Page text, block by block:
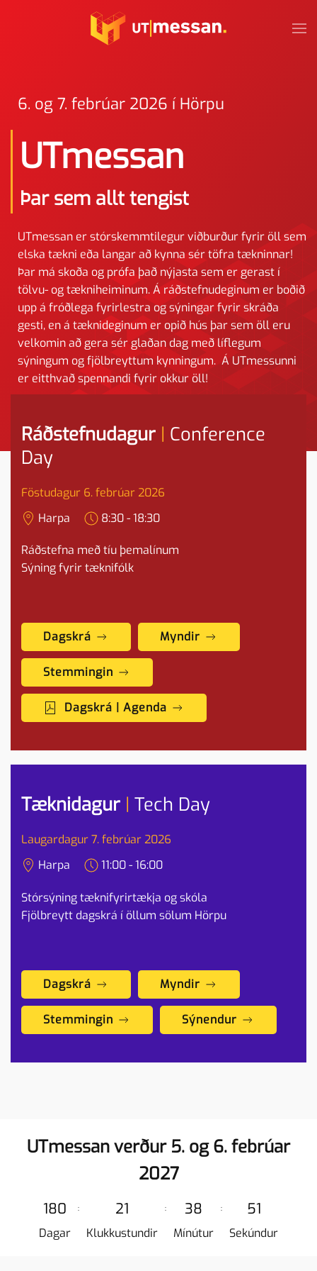
Skip to main content
6. og 7. febrúar 2026 í Hörpu
UTmessan
Þar sem allt tengist
UTmessan er stórskemmtilegur viðburður fyrir öll sem
elska tækni eða langar að kynna sér töfra tækninnar!
Þar má skoða og prófa það nýjasta sem er gerast í
tölvu- og tækniheiminum. Á ráðstefnudeginum er boðið
upp á fróðlega fyrirlestra og sýningar fyrir skráða
gesti, en á tæknideginum er opið hús þar sem öll eru
velkomin að gera sér glaðan dag með líflegum
sýningum og fjölbreyttum kynningum. Á UTmessunni
er eitthvað spennandi fyrir okkur öll!
Ráðstefnudagur | Conference
Day
Föstudagur 6. febrúar 2026
Harpa
8:30 - 18:30
Ráðstefna með tíu þemalínum
Sýning fyrir tæknifólk
Dagskrá Myndir
Stemmingin
Dagskrá | Agenda
Tæknidagur | Tech Day
Laugardagur 7. febrúar 2026
Harpa
11:00 - 16:00
Stórsýning tæknifyrirtækja og skóla
Fjölbreytt dagskrá í öllum sölum Hörpu
Dagskrá Myndir
Stemmingin Sýnendur
UTmessan verður 5. og 6. febrúar
2027
180
Dagar
: 21
Klukkustundir
: 38
Mínútur
: 51
Sekúndur